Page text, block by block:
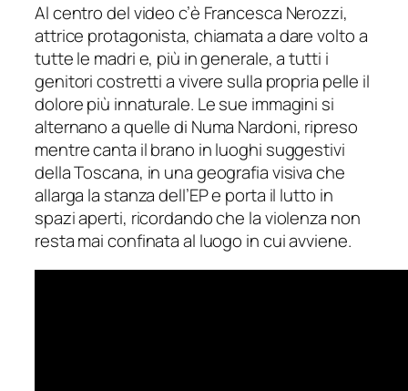
Al centro del video c’è Francesca Nerozzi,
attrice protagonista, chiamata a dare volto a
tutte le madri e, più in generale, a tutti i
genitori costretti a vivere sulla propria pelle il
dolore più innaturale. Le sue immagini si
alternano a quelle di Numa Nardoni, ripreso
mentre canta il brano in luoghi suggestivi
della Toscana, in una geografia visiva che
allarga la stanza dell’EP e porta il lutto in
spazi aperti, ricordando che la violenza non
resta mai confinata al luogo in cui avviene.